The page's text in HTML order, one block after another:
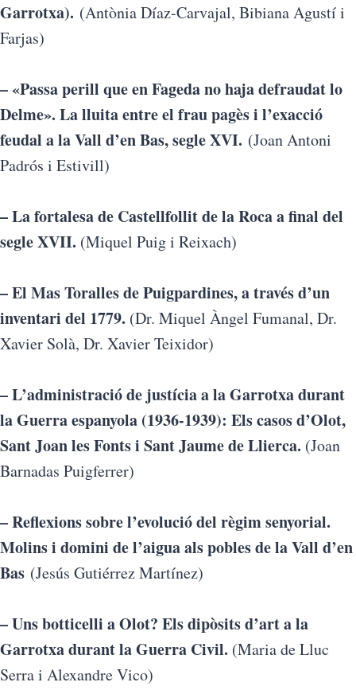
Garrotxa). (Antònia Díaz-Carvajal, Bibiana Agustí i
Farjas)
– «Passa perill que en Fageda no haja defraudat lo
Delme». La lluita entre el frau pagès i l’exacció
feudal a la Vall d’en Bas, segle XVI. (Joan Antoni
Padrós i Estivill)
– La fortalesa de Castellfollit de la Roca a final del
segle XVII. (Miquel Puig i Reixach)
– El Mas Toralles de Puigpardines, a través d’un
inventari del 1779. (Dr. Miquel Àngel Fumanal, Dr.
Xavier Solà, Dr. Xavier Teixidor)
– L’administració de justícia a la Garrotxa durant
la Guerra espanyola (1936-1939): Els casos d’Olot,
Sant Joan les Fonts i Sant Jaume de Llierca. (Joan
Barnadas Puigferrer)
– Reflexions sobre l’evolució del règim senyorial.
Molins i domini de l’aigua als pobles de la Vall d’en
Bas (Jesús Gutiérrez Martínez)
– Uns botticelli a Olot? Els dipòsits d’art a la
Garrotxa durant la Guerra Civil. (Maria de Lluc
Serra i Alexandre Vico)